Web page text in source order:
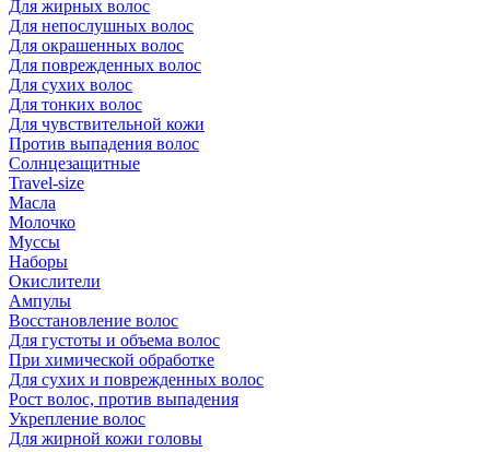
Для жирных волос
Для непослушных волос
Для окрашенных волос
Для поврежденных волос
Для сухих волос
Для тонких волос
Для чувствительной кожи
Против выпадения волос
Солнцезащитные
Travel-size
Масла
Молочко
Муссы
Наборы
Окислители
Ампулы
Восстановление волос
Для густоты и объема волос
При химической обработке
Для сухих и поврежденных волос
Рост волос, против выпадения
Укрепление волос
Для жирной кожи головы